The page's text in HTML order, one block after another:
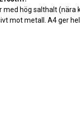
hög salthalt
mot metall. A4 ger